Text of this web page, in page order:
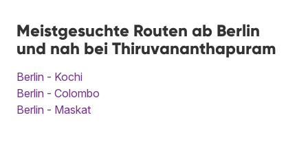
Meistgesuchte Routen ab Berlin
und nah bei Thiruvananthapuram
Berlin - Kochi
Berlin - Colombo
Berlin - Maskat